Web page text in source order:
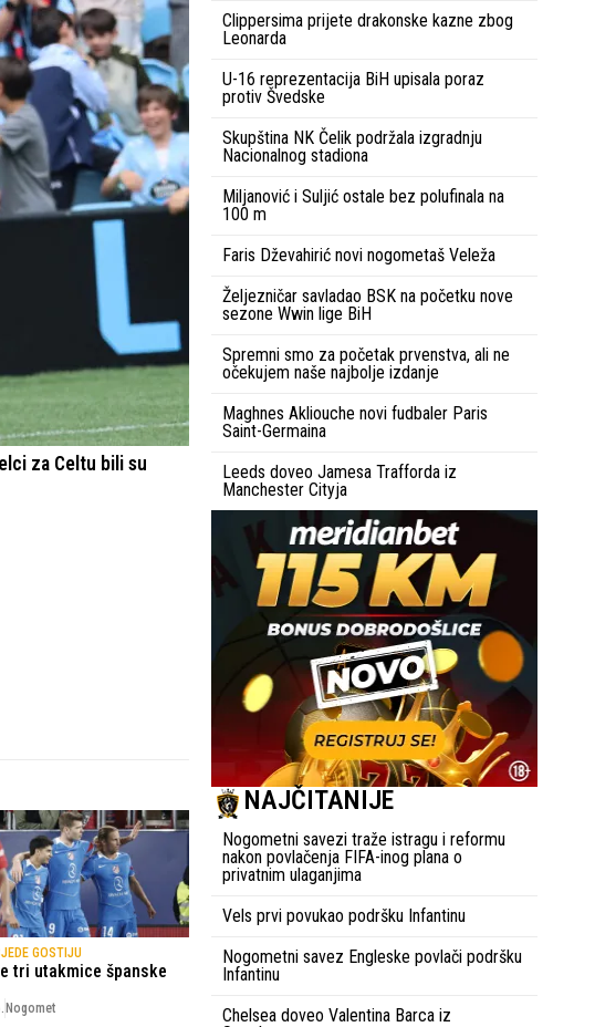
za Celtu bili su
GOSTIJU
tri utakmice španske
Nogomet
Clippersima prijete drakonske kazne zbog
Leonarda
U-16 reprezentacija BiH upisala poraz
protiv Švedske
Skupština NK Čelik podržala izgradnju
Nacionalnog stadiona
Miljanović i Suljić ostale bez polufinala na
100 m
Faris Dževahirić novi nogometaš Veleža
Željezničar savladao BSK na početku nove
sezone Wwin lige BiH
Spremni smo za početak prvenstva, ali ne
očekujem naše najbolje izdanje
Maghnes Akliouche novi fudbaler Paris
Saint-Germaina
Leeds doveo Jamesa Trafforda iz
Manchester Cityja
NAJČITANIJE
Nogometni savezi traže istragu i reformu
nakon povlačenja FIFA-inog plana o
privatnim ulaganjima
Vels prvi povukao podršku Infantinu
Nogometni savez Engleske povlači podršku
Infantinu
Chelsea doveo Valentina Barca iz